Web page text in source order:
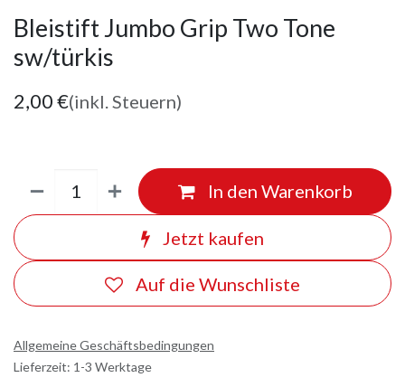
Bleistift Jumbo Grip Two Tone
sw/türkis
2,00€(inkl. Steuern)
In den Warenkorb
Jetzt kaufen
Auf die Wunschliste
Allgemeine Geschäftsbedingungen
Lieferzeit: 1-3 Werktage